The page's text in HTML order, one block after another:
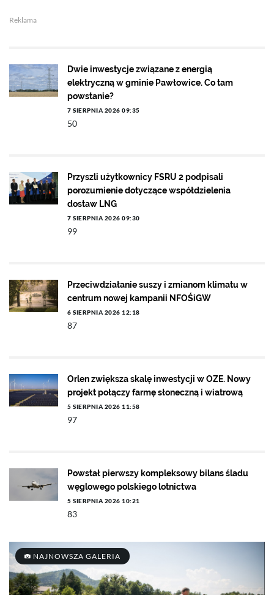
Reklama
Dwie inwestycje związane z energią
elektryczną w gminie Pawłowice. Co tam
powstanie?
7 SIERPNIA 2026 09:35
50
Przyszli użytkownicy FSRU 2 podpisali
porozumienie dotyczące współdzielenia
dostaw LNG
7 SIERPNIA 2026 09:30
99
Przeciwdziałanie suszy i zmianom klimatu w
centrum nowej kampanii NFOŚiGW
6 SIERPNIA 2026 12:18
87
Orlen zwiększa skalę inwestycji w OZE. Nowy
projekt połączy farmę słoneczną i wiatrową
5 SIERPNIA 2026 11:58
97
Powstał pierwszy kompleksowy bilans śladu
węglowego polskiego lotnictwa
5 SIERPNIA 2026 10:21
83
NAJNOWSZA GALERIA